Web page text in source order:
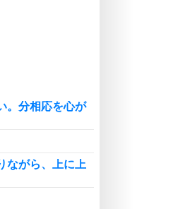
30の大切なこと
。分相応を心が
ながら、上に上